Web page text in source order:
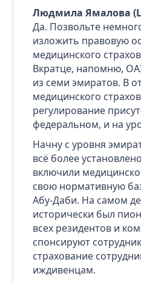
Людмила Ямалова
Да. Позвольте
изложить правовую
медицинского
Вкратце, напомню,
из семи эмиратов. В
медицинского
регулирование
федеральном, и на
Начну с уровня
всё более
включили
свою нормативную
Абу‑Даби. На самом
исторически был
всех резидентов и
спонсируют
страхование
иждивенцам.